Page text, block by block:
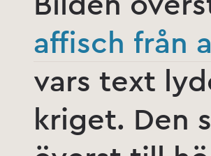
affisch från
vars text
kriget. Den